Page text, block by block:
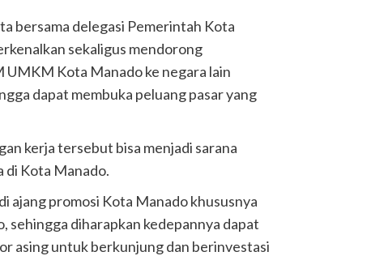
bersama delegasi Pemerintah Kota
sekaligus mendorong
Kota Manado ke negara lain
dapat membuka peluang pasar yang
kerja tersebut bisa menjadi sarana
di Kota Manado.
ajang promosi Kota Manado khususnya
sehingga diharapkan kedepannya dapat
asing untuk berkunjung dan berinvestasi